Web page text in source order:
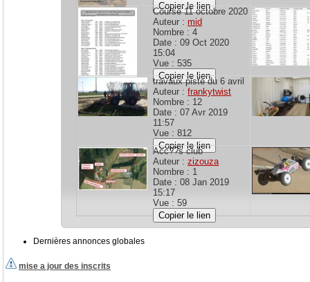
Copier le lien
Course 11 octobre 2020
Auteur : mid
Nombre : 4
Date : 09 Oct 2020
15:04
Vue : 535
Copier le lien
travaux piste du 6 avril
Auteur :frankytwist
Nombre : 12
Date : 07 Avr 2019
11:57
Vue : 812
Copier le lien
Acc??s club
Auteur :zizouza
Nombre : 1
Date : 08 Jan 2019
15:17
Vue : 59
Copier le lien
Dernières annonces globales
mise a jour des inscrits